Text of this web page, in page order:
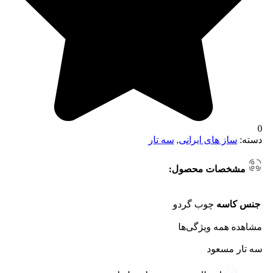
0
دسته: ساز های ایرانی, سه تار
مشخصات محصول:
جنس کاسه چوب گردو
مشاهده همه ویژگی‌ها
سه تار مسعود